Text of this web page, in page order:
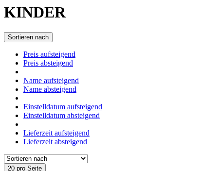
KINDER
Sortieren nach
Preis aufsteigend
Preis absteigend
Name aufsteigend
Name absteigend
Einstelldatum aufsteigend
Einstelldatum absteigend
Lieferzeit aufsteigend
Lieferzeit absteigend
20 pro Seite